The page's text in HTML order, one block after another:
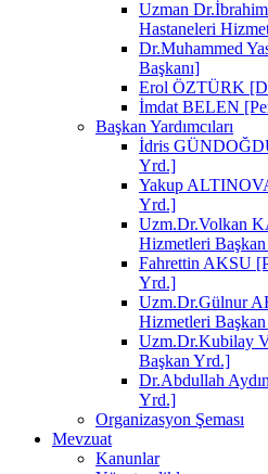
Uzman
Hastaneleri
Dr.Muhammed
Başkanı]
Erol ÖZTÜRK
İmdat BELEN
Başkan Yardımcıları
İdris
Yrd.]
Yakup
Yrd.]
Uzm.Dr.Volkan
Hizmetleri
Fahrettin AKSU
Yrd.]
Uzm.Dr.Gülnur
Hizmetleri
Uzm.Dr.Kubilay
Başkan Yrd.]
Dr.Abdullah
Yrd.]
Organizasyon Şeması
Mevzuat
Kanunlar